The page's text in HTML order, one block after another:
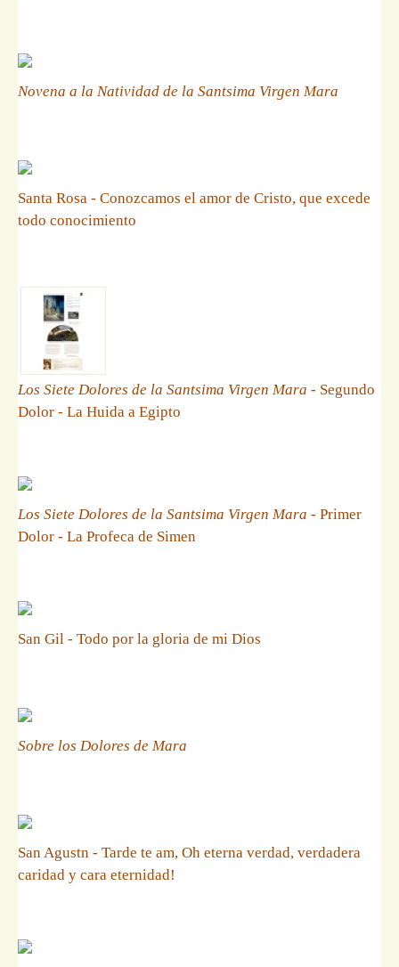
Novena a la Natividad de la Santsima Virgen Mara
Santa Rosa - Conozcamos el amor de Cristo, que excede
todo conocimiento
Los Siete Dolores de la Santsima Virgen Mara - Segundo
Dolor - La Huida a Egipto
Los Siete Dolores de la Santsima Virgen Mara - Primer
Dolor - La Profeca de Simen
San Gil - Todo por la gloria de mi Dios
Sobre los Dolores de Mara
San Agustn - Tarde te am, Oh eterna verdad, verdadera
caridad y cara eternidad!